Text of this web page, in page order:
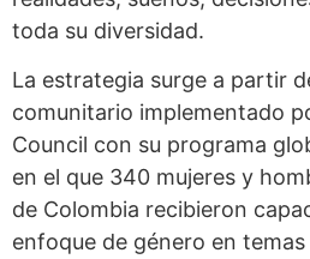
toda su diversidad.
La estrategia surge a partir
comunitario implementado
Council con su programa
en el que 340 mujeres y
de Colombia recibieron
enfoque de género en